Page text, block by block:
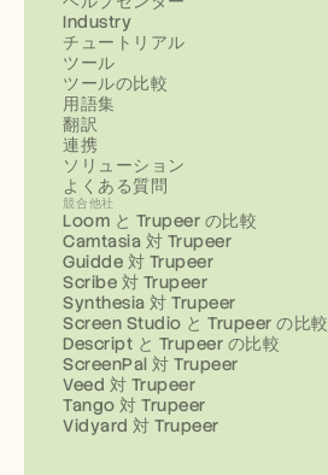
Industry
チュートリアル
ツール
ツールの比較
用語集
翻訳
連携
ソリューション
よくある質問
競合他社
Loom と Trupeer の比較
Camtasia 対 Trupeer
Guidde 対 Trupeer
Scribe 対 Trupeer
Synthesia 対 Trupeer
Screen Studio と Trupeer の比較
Descript と Trupeer の比較
ScreenPal 対 Trupeer
Veed 対 Trupeer
Tango 対 Trupeer
Vidyard 対 Trupeer